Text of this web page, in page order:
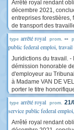
Arrêté royal rendant
décembre 2021,
entreprises forestières,
de transport des
type arrêté royal prom. --
public federal emploi, travail
Juridictions du travail. -
démission honorable
d'employeur au
à Madame VAN DE
porter le titre
type arrêté royal prom. 21/
service public federal
Arrêté royal rendant